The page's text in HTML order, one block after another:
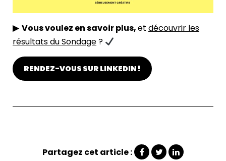
▶ Vous voulez en savoir plus,et découvrir les
résultats du Sondage?
RENDEZ-VOUS SUR LINKEDIN !
Partagez cet article :